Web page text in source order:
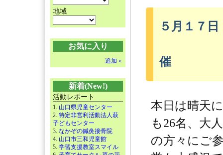
地域
お気に入り
追加＜
新着(New!)
活動レポート
1. 山口県児童センター
2. 特定非営利活動法人萩
子どもセンター
3. なかぞの鍼灸接骨院
4. 山口市三和児童館
5. 学習支援教室スマイル
５月１７
催
本日は晴天
も26名、大
の方々にご